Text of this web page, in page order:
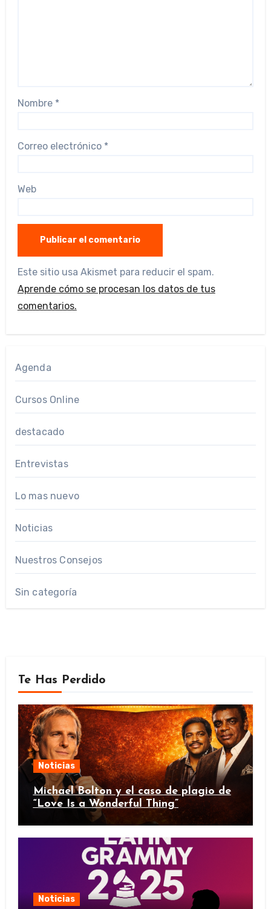
Nombre *
Correo electrónico *
Web
Este sitio usa Akismet para reducir el spam.
Aprende cómo se procesan los datos de tus
comentarios.
Agenda
Cursos Online
destacado
Entrevistas
Lo mas nuevo
Noticias
Nuestros Consejos
Sin categoría
Te Has Perdido
Noticias
Michael Bolton y el caso de plagio de
“Love Is a Wonderful Thing”
Noticias